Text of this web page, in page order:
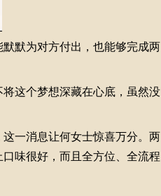
默为对方付出，也能够完成两
这个梦想深藏在心底，虽然没
一消息让何女士惊喜万分。两
味很好，而且全方位、全流程